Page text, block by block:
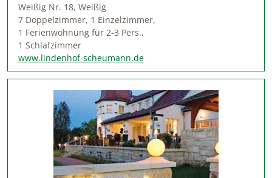
Weißig Nr. 18, Weißig
7 Doppelzimmer, 1 Einzelzimmer,
1 Ferienwohnung für 2-3 Pers.,
1 Schlafzimmer
www.lindenhof-scheumann.de